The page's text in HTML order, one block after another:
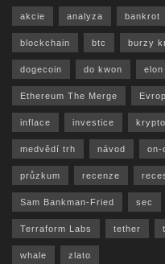
akcie analyza bankrot
blockchain btc burzy
dogecoin do kwon elon
Ethereum The Merge
inflace investice
medvědí trh návod on-
průzkum recenze
Sam Bankman-Fried sec
Terraform Labs tether
whale zlato